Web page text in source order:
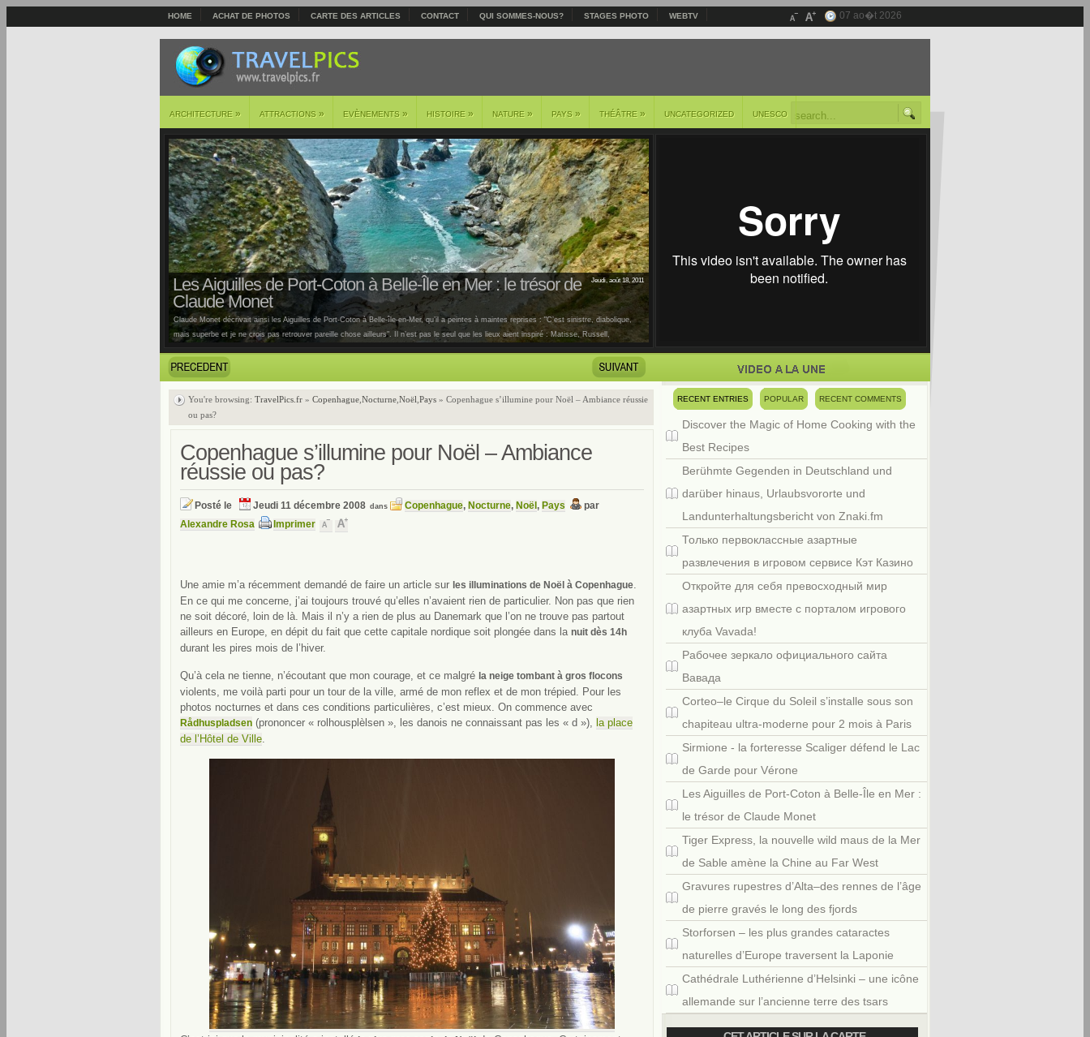
HOME ACHAT DE PHOTOS CARTE DES ARTICLES CONTACT QUI SOMMES-NOUS? STAGES PHOTO WEBTV 07 ao�t 2026
ARCHITECTURE » ATTRACTIONS » EVÈNEMENTS » HISTOIRE » NATURE » PAYS » THÉÂTRE » UNCATEGORIZED UNESCO
Jeudi, août 18, 2011
Les Aiguilles de Port-Coton à Belle-Île en Mer : le trésor de
Claude Monet
Claude Monet décrivait ainsi les Aiguilles de Port-Coton à Belle-île-en-Mer, qu’il a peintes à maintes reprises : "C’est sinistre, diabolique,
mais superbe et je ne crois pas retrouver pareille chose ailleurs". Il n’est pas le seul que les lieux aient inspiré : Matisse, Russell,
You're browsing: TravelPics.fr » Copenhague Nocturne Noël Pays » Copenhague s’illumine pour Noël – Ambiance réussie
ou pas?
Copenhague s’illumine pour Noël – Ambiance
réussie ou pas?
Posté le Jeudi 11 décembre 2008 dans Copenhague, Nocturne, Noël , Pays
par
Alexandre Rosa
Imprimer
Une amie m’a récemment demandé de faire un article sur les illuminations de Noël à Copenhague.
En ce qui me concerne, j’ai toujours trouvé qu’elles n’avaient rien de particulier. Non pas que rien
ne soit décoré, loin de là. Mais il n’y a rien de plus au Danemark que l’on ne trouve pas partout
ailleurs en Europe, en dépit du fait que cette capitale nordique soit plongée dans la nuit dès 14h
durant les pires mois de l’hiver.
Qu’à cela ne tienne, n’écoutant que mon courage, et ce malgré la neige tombant à gros flocons
violents, me voilà parti pour un tour de la ville, armé de mon reflex et de mon trépied. Pour les
photos nocturnes et dans ces conditions particulières, c’est mieux. On commence avec
Rådhuspladsen (prononcer « rolhousplèlsen », les danois ne connaissant pas les « d »), la place
de l’Hôtel de Ville.
RECENT ENTRIES POPULAR RECENT COMMENTS
Discover the Magic of Home Cooking with the
Best Recipes
Berühmte Gegenden in Deutschland und
darüber hinaus, Urlaubsvororte und
Landunterhaltungsbericht von Znaki.fm
Только первоклассные азартные
развлечения в игровом сервисе Кэт Казино
Откройте для себя превосходный мир
азартных игр вместе с порталом игрового
клуба Vavada!
Рабочее зеркало официального сайта
Вавада
Corteo–le Cirque du Soleil s’installe sous son
chapiteau ultra-moderne pour 2 mois à Paris
Sirmione - la forteresse Scaliger défend le Lac
de Garde pour Vérone
Les Aiguilles de Port-Coton à Belle-Île en Mer :
le trésor de Claude Monet
Tiger Express, la nouvelle wild maus de la Mer
de Sable amène la Chine au Far West
Gravures rupestres d’Alta–des rennes de l’âge
de pierre gravés le long des fjords
Storforsen – les plus grandes cataractes
naturelles d’Europe traversent la Laponie
Cathédrale Luthérienne d’Helsinki – une icône
allemande sur l’ancienne terre des tsars